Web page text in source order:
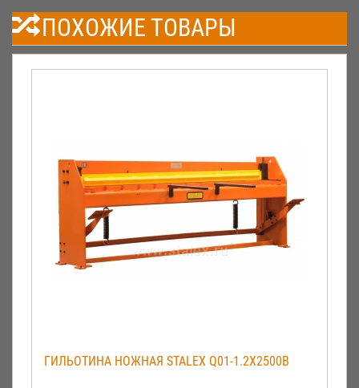
ПОХОЖИЕ ТОВАРЫ
ГИЛЬОТИНА НОЖНАЯ STALEX Q01-1.2X2500B